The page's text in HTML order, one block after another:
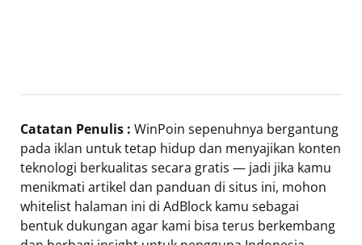
Catatan Penulis : WinPoin sepenuhnya bergantung
pada iklan untuk tetap hidup dan menyajikan konten
teknologi berkualitas secara gratis — jadi jika kamu
menikmati artikel dan panduan di situs ini, mohon
whitelist halaman ini di AdBlock kamu sebagai
bentuk dukungan agar kami bisa terus berkembang